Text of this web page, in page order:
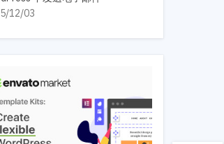
12/03